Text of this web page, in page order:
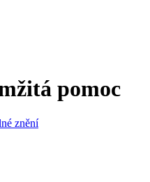
pomoc
znění